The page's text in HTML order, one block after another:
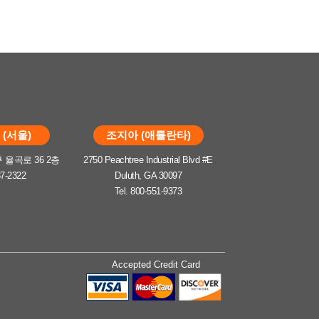
(서울)
율곡로 36 2층
2322
조지아 (애틀란타)
2750 Peachtree Industrial Blvd #E
Duluth, GA 30097
Tel. 800-551-9373
Accepted Credit Card